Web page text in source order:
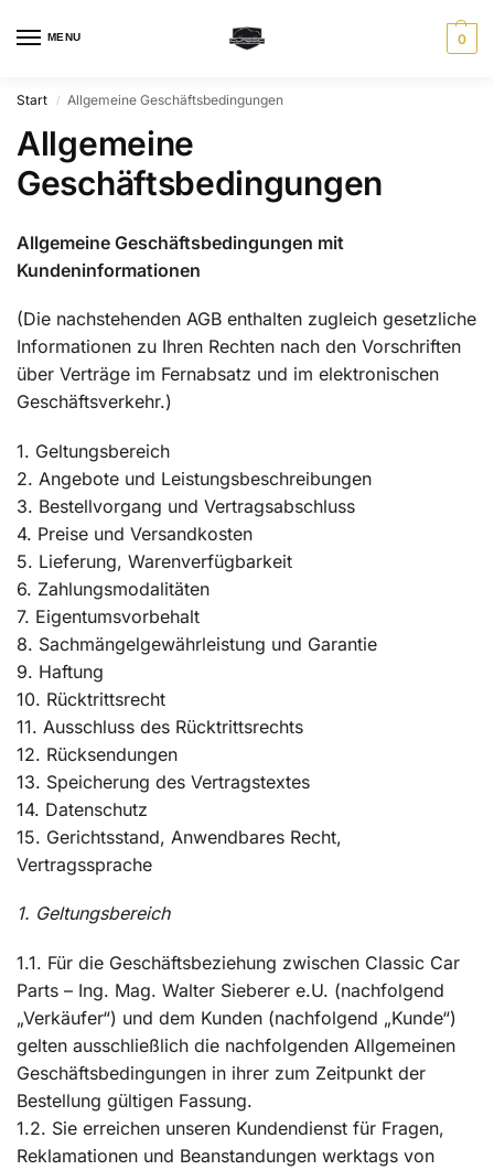
MENU 0
Start / Allgemeine Geschäftsbedingungen
Allgemeine
Geschäftsbedingungen
Allgemeine Geschäftsbedingungen mit
Kundeninformationen
(Die nachstehenden AGB enthalten zugleich gesetzliche
Informationen zu Ihren Rechten nach den Vorschriften
über Verträge im Fernabsatz und im elektronischen
Geschäftsverkehr.)
1. Geltungsbereich
2. Angebote und Leistungsbeschreibungen
3. Bestellvorgang und Vertragsabschluss
4. Preise und Versandkosten
5. Lieferung, Warenverfügbarkeit
6. Zahlungsmodalitäten
7. Eigentumsvorbehalt
8. Sachmängelgewährleistung und Garantie
9. Haftung
10. Rücktrittsrecht
11. Ausschluss des Rücktrittsrechts
12. Rücksendungen
13. Speicherung des Vertragstextes
14. Datenschutz
15. Gerichtsstand, Anwendbares Recht,
Vertragssprache
1. Geltungsbereich
1.1. Für die Geschäftsbeziehung zwischen Classic Car
Parts – Ing. Mag. Walter Sieberer e.U. (nachfolgend
„Verkäufer“) und dem Kunden (nachfolgend „Kunde“)
gelten ausschließlich die nachfolgenden Allgemeinen
Geschäftsbedingungen in ihrer zum Zeitpunkt der
Bestellung gültigen Fassung.
1.2. Sie erreichen unseren Kundendienst für Fragen,
Reklamationen und Beanstandungen werktags von